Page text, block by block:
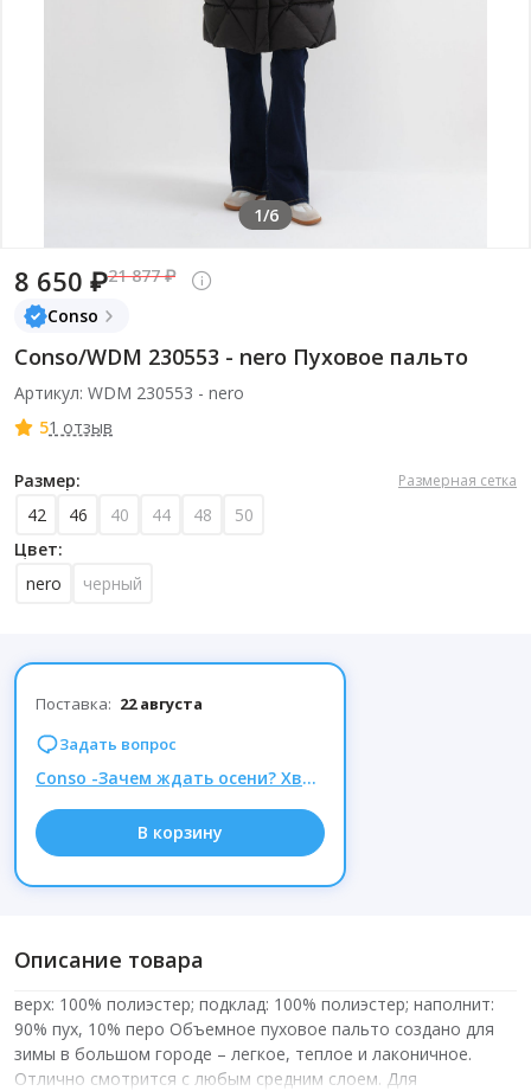
1/6
8 650 ₽21 877 ₽
Conso
Conso/WDM 230553 - nero Пуховое пальто
Артикул: WDM 230553 - nero
51 отзыв
Размер: Размерная сетка
42 46 40 44 48
50
Цвет:
nero
черный
Поставка: 22 августа
Задать вопрос
Conso -Зачем ждать осени? Хватай пуховик Conso своей мечты сейчас, пока в наличии все ХИТы
В корзину
Описание товара
верх: 100% полиэстер; подклад: 100% полиэстер; наполнит:
90% пух, 10% перо Объемное пуховое пальто создано для
зимы в большом городе – легкое, теплое и лаконичное.
Отлично смотрится c любым средним слоем. Для